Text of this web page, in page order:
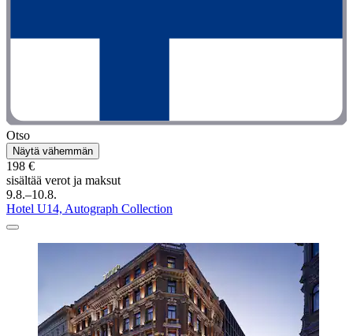
Otso
Näytä vähemmän
198 €
sisältää verot ja maksut
9.8.–10.8.
Hotel U14, Autograph Collection